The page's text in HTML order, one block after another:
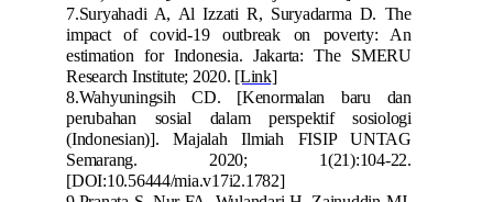
7.Suryahadi A, Al Izzati R, Suryadarma D. The
impact of covid-19 outbreak on poverty: An
estimation for Indonesia. Jakarta: The SMERU
Research Institute; 2020.[Link]
8.Wahyuningsih CD. [Kenormalan baru dan
perubahan sosial dalam perspektif sosiologi
(Indonesian)]. Majalah Ilmiah FISIP UNTAG
Semarang. 2020; 1(21):104-22.
[DOI:10.56444/mia.v17i2.1782]